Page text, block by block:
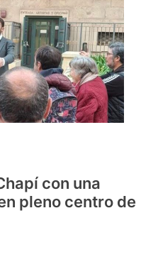
con una
pleno centro de